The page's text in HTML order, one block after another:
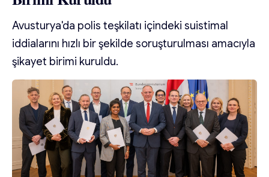
Avusturya'da polis teşkilatı içindeki suistimal
iddialarını hızlı bir şekilde soruşturulması amacıyla
şikayet birimi kuruldu.